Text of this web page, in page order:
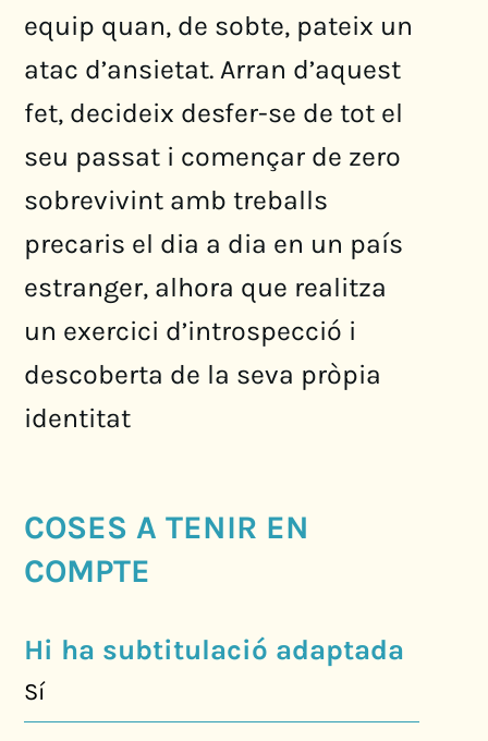
equip quan, de sobte, pateix un
atac d’ansietat. Arran d’aquest
fet, decideix desfer-se de tot el
seu passat i començar de zero
sobrevivint amb treballs
precaris el dia a dia en un país
estranger, alhora que realitza
un exercici d’introspecció i
descoberta de la seva pròpia
identitat
COSES A TENIR EN
COMPTE
Hi ha subtitulació adaptada
Sí